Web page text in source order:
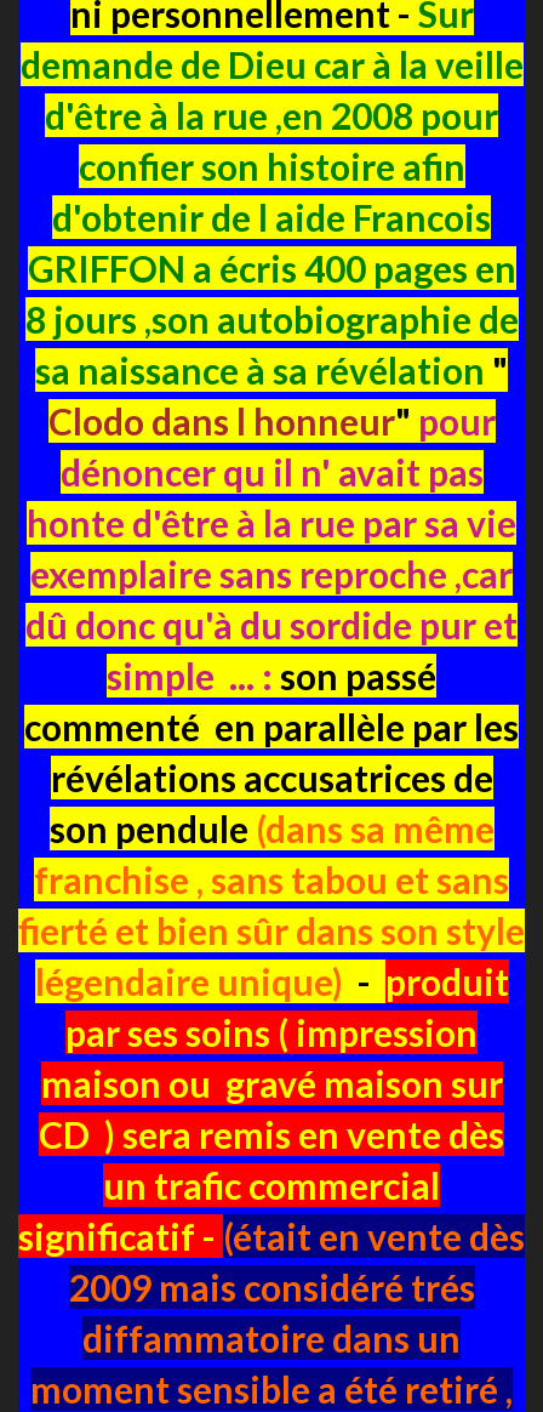
ni personnellement - Sur
demande de Dieu car à la veille
d'être à la rue ,en 2008 pour
confier son histoire afin
d'obtenir de l aide Francois
GRIFFON a écris 400 pages en
8 jours ,son autobiographie de
sa naissance à sa révélation "
Clodo dans l honneur" pour
dénoncer qu il n' avait pas
honte d'être à la rue par sa vie
exemplaire sans reproche ,car
dû donc qu'à du sordide pur et
simple ... : son passé
commenté en parallèle par les
révélations accusatrices de
son pendule (dans sa même
franchise , sans tabou et sans
fierté et bien sûr dans son style
légendaire unique) - produit
par ses soins ( impression
maison ou gravé maison sur
CD ) sera remis en vente dès
un trafic commercial
significatif - (était en vente dès
2009 mais considéré trés
diffammatoire dans un
moment sensible a été retiré ,